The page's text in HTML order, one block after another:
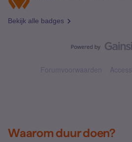
Bekijk alle badges
Forumvoorwaarden
Waarom duur doen?